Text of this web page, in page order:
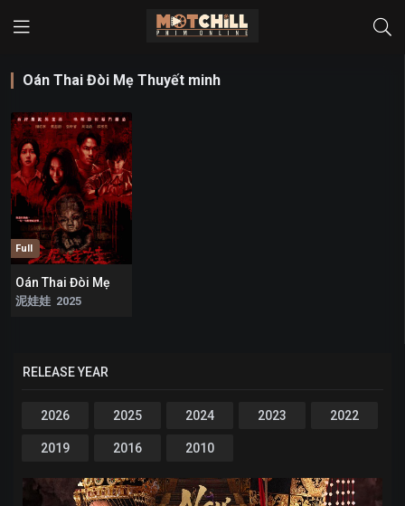
Oán Thai Đòi Mẹ Thuyết minh
Full
Oán Thai Đòi Mẹ
泥娃娃 2025
RELEASE YEAR
2026 2025 2024 2023 2022
2019 2016 2010